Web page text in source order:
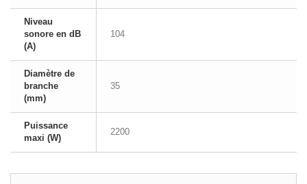
Niveau
sonore en dB
(A)
104
Diamètre de
branche
(mm)
35
Puissance
maxi (W)
2200